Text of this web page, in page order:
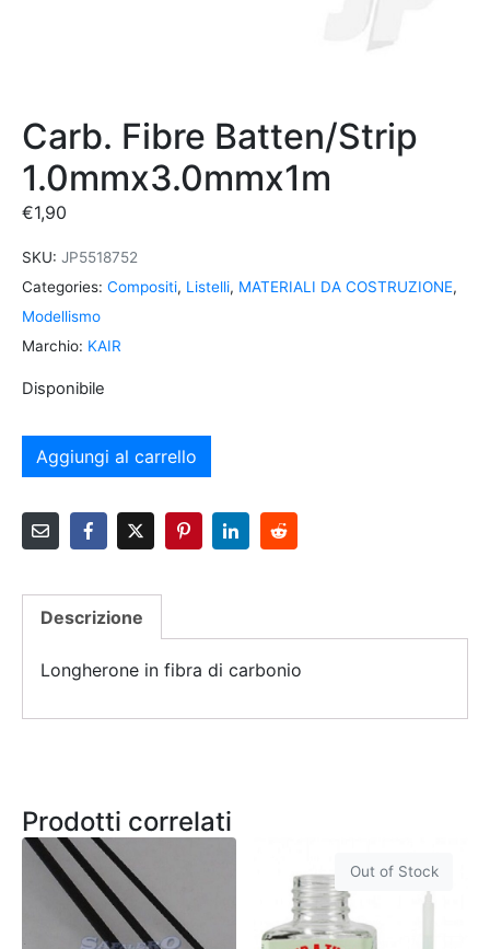
Carb. Fibre Batten/Strip
1.0mmx3.0mmx1m
€1,90
SKU: JP5518752
Categories: Compositi, Listelli, MATERIALI DA COSTRUZIONE,
Modellismo
Marchio: KAIR
Disponibile
Aggiungi al carrello
Descrizione
Longherone in fibra di carbonio
Prodotti correlati
Out of Stock